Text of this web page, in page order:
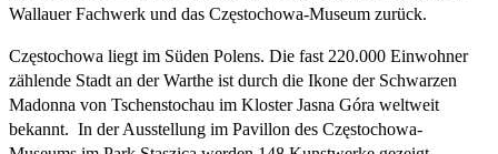
Wallauer Fachwerk und das Częstochowa-Museum zurück.
Częstochowa liegt im Süden Polens. Die fast 220.000 Einwohner
zählende Stadt an der Warthe ist durch die Ikone der Schwarzen
Madonna von Tschenstochau im Kloster Jasna Góra weltweit
bekannt. In der Ausstellung im Pavillon des Częstochowa-